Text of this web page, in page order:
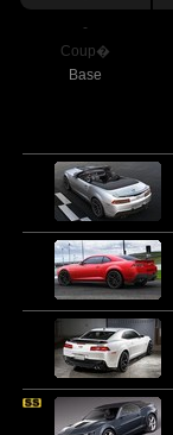
-
Coup�
Base